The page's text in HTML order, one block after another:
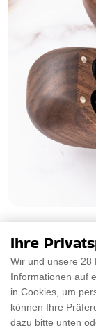
Herz Ring
Wir präsentieren
Ihrem
PRÜFEN SIE
Ihre
Wir und unsere 28
Informationen auf
in Cookies, um
können Ihre
dazu bitte unten